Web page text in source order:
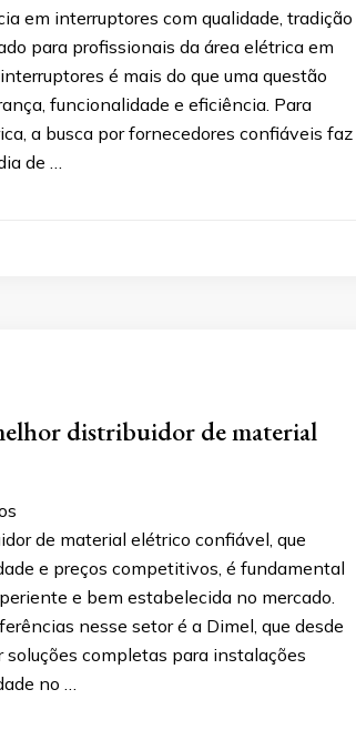
em interruptores com qualidade, tradição
para profissionais da área elétrica em
é mais do que uma questão
funcionalidade e eficiência. Para
a busca por fornecedores confiáveis faz
de …
distribuidor de material
de material elétrico confiável, que
e preços competitivos, é fundamental
e bem estabelecida no mercado.
nesse setor é a Dimel, que desde
completas para instalações
no …